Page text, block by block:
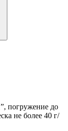
погружение до
не более 40 г/